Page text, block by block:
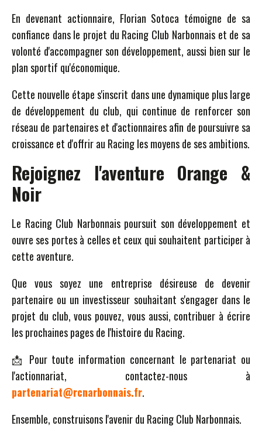
En devenant actionnaire, Florian Sotoca témoigne de sa
confiance dans le projet du Racing Club Narbonnais et de sa
volonté d'accompagner son développement, aussi bien sur le
plan sportif qu'économique.
Cette nouvelle étape s'inscrit dans une dynamique plus large
de développement du club, qui continue de renforcer son
réseau de partenaires et d'actionnaires afin de poursuivre sa
croissance et d'offrir au Racing les moyens de ses ambitions.
Rejoignez l'aventure Orange &
Noir
Le Racing Club Narbonnais poursuit son développement et
ouvre ses portes à celles et ceux qui souhaitent participer à
cette aventure.
Que vous soyez une entreprise désireuse de devenir
partenaire ou un investisseur souhaitant s'engager dans le
projet du club, vous pouvez, vous aussi, contribuer à écrire
les prochaines pages de l'histoire du Racing.
📩 Pour toute information concernant le partenariat ou
l'actionnariat, contactez-nous à
partenariat@rcnarbonnais.fr.
Ensemble, construisons l'avenir du Racing Club Narbonnais.